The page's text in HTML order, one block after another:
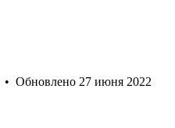
• Обновлено 27 июня 2022